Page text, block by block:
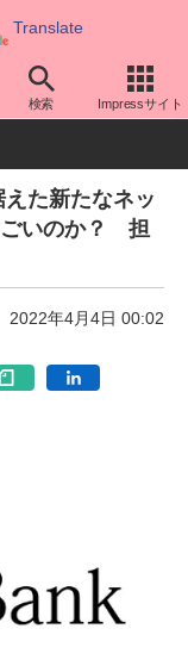
Translate
検索 Impressサイト
ネットワーク/技術
た新たなネッ
ごいのか？ 担
2022年4月4日 00:02